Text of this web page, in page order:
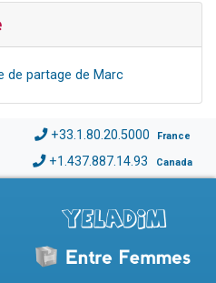
de partage de Marc
+33.1.80.20.5000 France
+1.437.887.14.93 Canada